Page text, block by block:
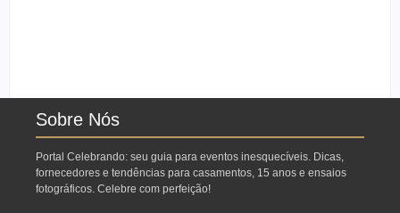
Sobre Nós
Portal Celebrando: seu guia para eventos inesquecíveis. Dicas,
fornecedores e tendências para casamentos, 15 anos e ensaios
fotográficos. Celebre com perfeição!